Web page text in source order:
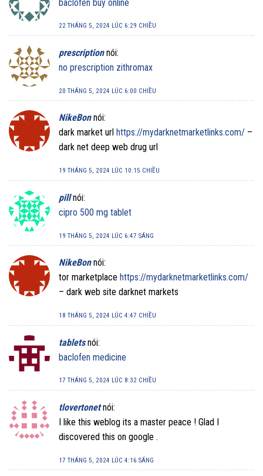
baclofen buy online
22 THÁNG 5, 2024 LÚC 6:29 CHIỀU
prescription nói:
no prescription zithromax
20 THÁNG 5, 2024 LÚC 6:00 CHIỀU
NikeBon nói:
dark market url https://mydarknetmarketlinks.com/ –
dark net deep web drug url
19 THÁNG 5, 2024 LÚC 10:15 CHIỀU
pill nói:
cipro 500 mg tablet
19 THÁNG 5, 2024 LÚC 6:47 SÁNG
NikeBon nói:
tor marketplace https://mydarknetmarketlinks.com/
– dark web site darknet markets
18 THÁNG 5, 2024 LÚC 4:47 CHIỀU
tablets nói:
baclofen medicine
17 THÁNG 5, 2024 LÚC 8:32 CHIỀU
tlovertonet nói:
I like this weblog its a master peace ! Glad I
discovered this on google .
17 THÁNG 5, 2024 LÚC 4:16 SÁNG